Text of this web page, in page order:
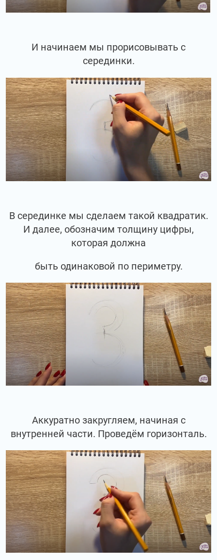
И начинаем мы прорисовывать с
серединки.
В серединке мы сделаем такой квадратик.
И далее, обозначим толщину цифры,
которая должна
быть одинаковой по периметру.
Аккуратно закругляем, начиная с
внутренней части. Проведём горизонталь.